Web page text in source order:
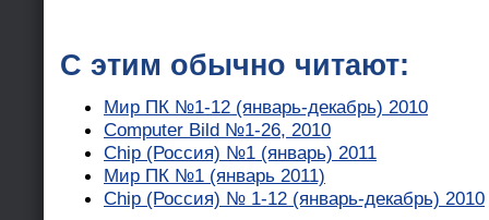
С этим обычно читают:
Мир ПК №1-12 (январь-декабрь) 2010
Computer Bild №1-26, 2010
Chip (Россия) №1 (январь) 2011
Мир ПК №1 (январь 2011)
Chip (Россия) № 1-12 (январь-декабрь) 2010